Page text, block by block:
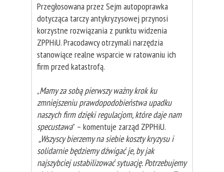
Przegłosowana przez Sejm autopoprawka
dotycząca tarczy antykryzysowej przynosi
korzystne rozwiązania z punktu widzenia
ZPPHiU. Pracodawcy otrzymali narzędzia
stanowiące realne wsparcie w ratowaniu ich
firm przed katastrofą.
„Mamy za sobą pierwszy ważny krok ku
zmniejszeniu prawdopodobieństwa upadku
naszych firm dzięki regulacjom, które daje nam
specustawa” – komentuje zarząd ZPPHiU.
„Wszyscy bierzemy na siebie koszty kryzysu i
solidarnie będziemy dźwigać je, by jak
najszybciej ustabilizować sytuację. Potrzebujemy